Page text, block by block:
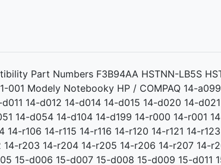
Part Numbers F3B94AA HSTNN-LB5S
001 Modely Notebooky HP / COMPAQ 14-
14-d012 14-d014 14-d015 14-d020 14-
14-d054 14-d104 14-d199 14-r000 14-r001
r106 14-r115 14-r116 14-r120 14-r121 14-
14-r203 14-r204 14-r205 14-r206 14-r207 14-
15-d006 15-d007 15-d008 15-d009 15-d011